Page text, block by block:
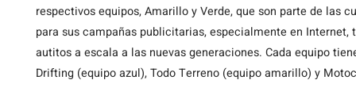
respectivos equipos, Amarillo y Verde, que son parte de las
para sus campañas publicitarias, especialmente en
autitos a escala a las nuevas generaciones. Cada equipo
Drifting (equipo azul), Todo Terreno (equipo amarillo) y